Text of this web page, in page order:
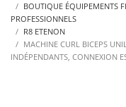
BOUTIQUE ÉQUIPEMENTS
PROFESSIONNELS
R8 ETENON
MACHINE CURL BICEPS
INDÉPENDANTS, CONNEXION